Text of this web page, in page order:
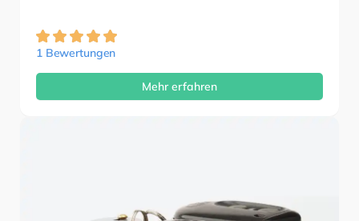
1 Bewertungen
Mehr erfahren